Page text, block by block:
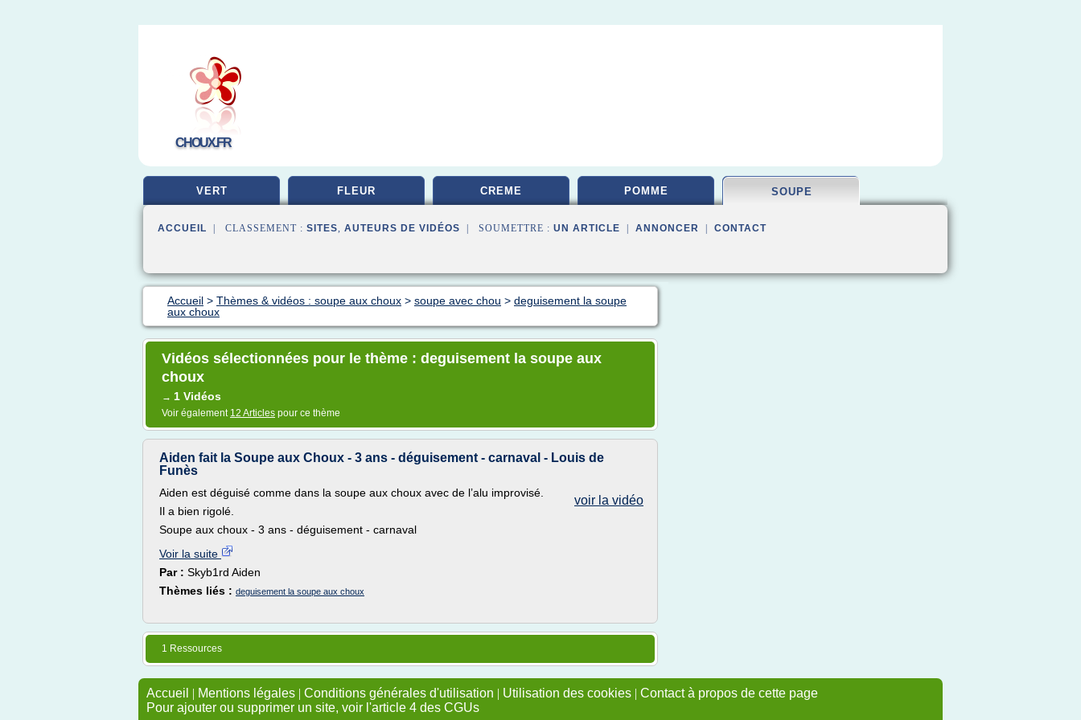
CHOUX.FR
VERT FLEUR CREME POMME SOUPE
ACCUEIL | CLASSEMENT : SITES, AUTEURS DE VIDÉOS | SOUMETTRE : UN ARTICLE ANNONCER CONTACT
Accueil > Thèmes & vidéos : soupe aux choux > soupe avec chou > deguisement la soupe
aux choux
Vidéos sélectionnées pour le thème : deguisement la soupe aux
choux
→ 1 Vidéos
Voir également 12 Articles pour ce thème
Aiden fait la Soupe aux Choux - 3 ans - déguisement - carnaval - Louis de
Funès
voir la vidéo
Aiden est déguisé comme dans la soupe aux choux avec de l’alu improvisé.
Il a bien rigolé.
Soupe aux choux - 3 ans - déguisement - carnaval
Voir la suite
Par : Skyb1rd Aiden
Thèmes liés : deguisement la soupe aux choux
1 Ressources
Accueil | Mentions légales | Conditions générales d'utilisation | Utilisation des cookies | Contact à propos de cette page
Pour ajouter ou supprimer un site, voir l'article 4 des CGUs